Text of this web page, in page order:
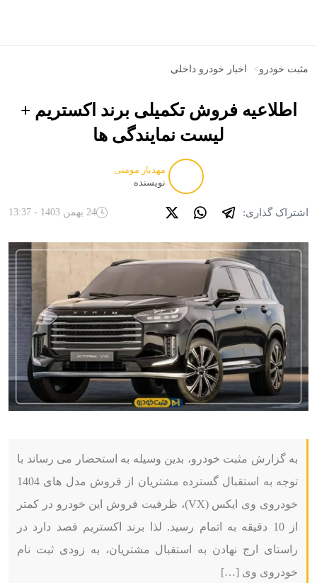
مثبت خودرو> اخبار خودرو داخلی
اطلاعیه فروش تکمیلی برند اکستریم +
لیست نمایندگی ها
مهدیار مومنی
نویسنده
اشتراک گذاری: 24 بهمن 1403 - 13:37
به گزارش مثبت خودرو، بدین وسیله به استحضار می رساند با
توجه به استقبال گسترده مشتریان از فروش مدل های 1404
خودروی وی ایکس (VX)، ظرفیت فروش این خودرو در کمتر
از 10 دقیقه به اتمام رسید. لذا برند اکستریم قصد دارد در
راستای ارج نهادن به استقبال مشتریان، به زودی ثبت نام
خودروی وی […]